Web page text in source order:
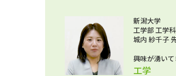
新潟大学
工学部 工学
城内 紗千子
興味が湧い
工学